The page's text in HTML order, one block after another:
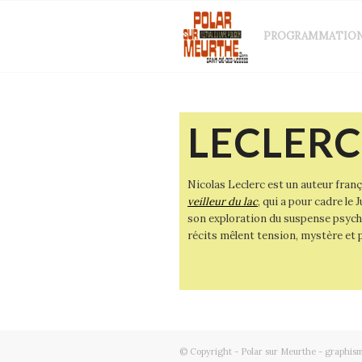
Nicolas Leclerc est un auteur
veilleur du lac, qui a pour cadre le
son exploration du suspense
récits mêlent tension, mystère et
© Copyright - Polar sur Meurthe -